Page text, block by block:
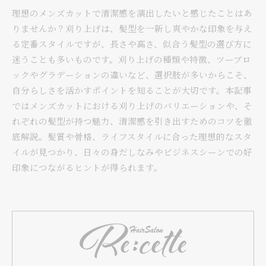
理想のメンズカットで清潔感を演出したいと感じたことはあ
りませんか？刈り上げは、髪型を一新し爽やかな印象を与え
る定番スタイルですが、長さや高さ、似合う髪型の選び方に
迷うことも多いものです。刈り上げの種類や特徴、ツーブロ
ックやグラデーションの違いなど、選択肢が多いからこそ、
自分らしさを活かすポイントを知ることが大切です。本記事
ではメンズカットにおける刈り上げのバリエーションや、そ
れぞれの髪型が持つ魅力、清潔感を引き出すためのコツを徹
底解説。髪質や骨格、ライフスタイルに合った理想的なスタ
イルが見つかり、日々の身だしなみやビジネスシーンでの好
印象につながるヒントが得られます。